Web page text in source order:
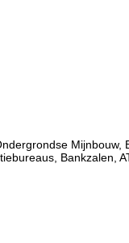
Mijnbouw,
Bankzalen,